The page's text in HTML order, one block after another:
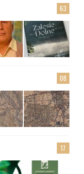
63
08
17